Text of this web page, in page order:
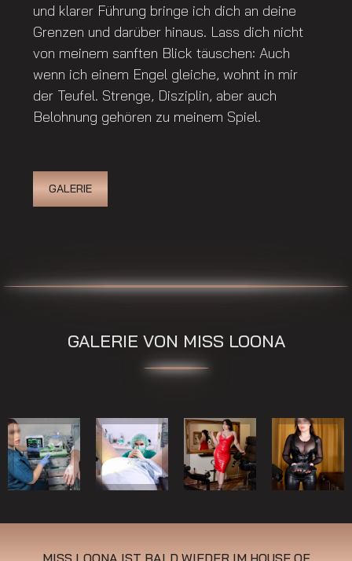
und klarer Führung bringe ich dich an deine
Grenzen und darüber hinaus. Lass dich nicht
von meinem sanften Blick täuschen: Auch
wenn ich einem Engel gleiche, wohnt in mir
der Teufel. Strenge, Disziplin, aber auch
Belohnung gehören zu meinem Spiel.
GALERIE
GALERIE VON MISS LOONA